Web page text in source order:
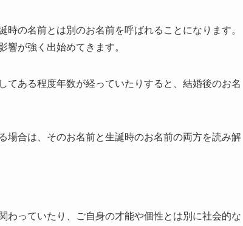
の名前とは別のお名前を呼ばれることになります。
響が強く出始めてきます。
ある程度年数が経っていたりすると、結婚後のお名
場合は、そのお名前と生誕時のお名前の両方を読み解
わっていたり、ご自身の才能や個性とは別に社会的な